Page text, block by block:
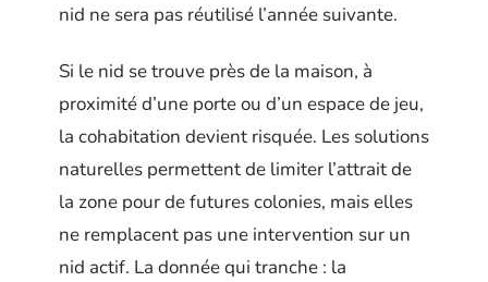
nid ne sera pas réutilisé l’année suivante.
Si le nid se trouve près de la maison, à
proximité d’une porte ou d’un espace de jeu,
la cohabitation devient risquée. Les solutions
naturelles permettent de limiter l’attrait de
la zone pour de futures colonies, mais elles
ne remplacent pas une intervention sur un
nid actif. La donnée qui tranche : la